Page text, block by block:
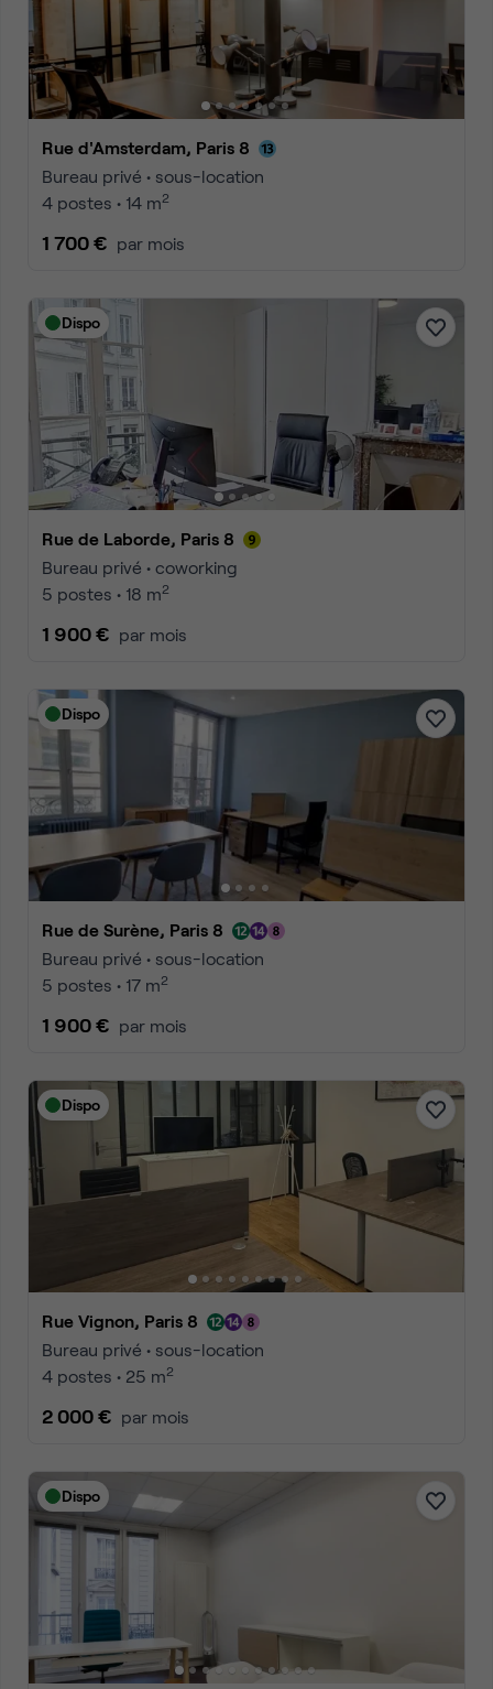
Rue d'Amsterdam, Paris 8
Bureau privé • sous-location
4 postes • 14 m2
1 700 € par mois
Dispo
Rue de Laborde, Paris 8
Bureau privé • coworking
5 postes • 18 m2
1 900 € par mois
Dispo
Rue de Surène, Paris 8
Bureau privé • sous-location
5 postes • 17 m2
1 900 € par mois
Dispo
Rue Vignon, Paris 8
Bureau privé • sous-location
4 postes • 25 m2
2 000 € par mois
Dispo